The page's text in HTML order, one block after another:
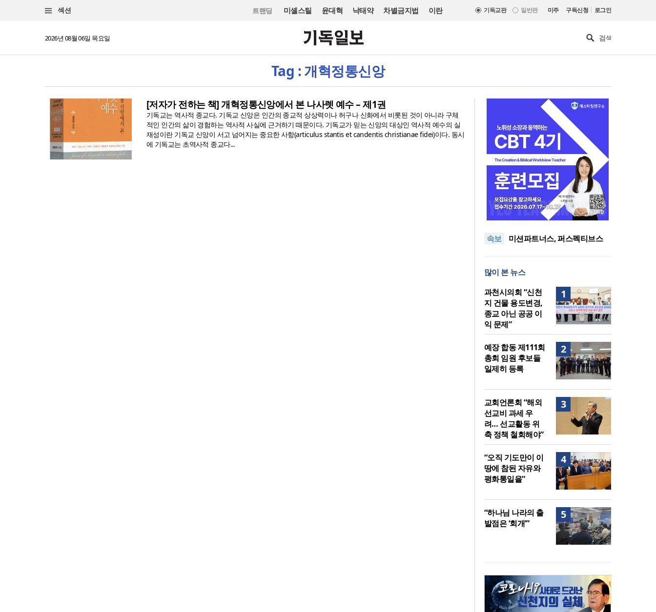
섹션 트랜딩 미셸스틸 윤대혁 낙태약 차별금지법 이란 기독교판 일반판 미주 구독신청 | 로그인
2026년 08월 06일 목요일
Tag : 개혁정통신앙
[저자가 전하는 책] 개혁정통신앙에서 본 나사렛 예수 – 제1권
기독교는 역사적 종교다. 기독교 신앙은 인간의 종교적 상상력이나 허구나 신화에서 비롯된 것이 아니라 구체
적인 인간의 삶이 경험하는 역사적 사실에 근거하기 때문이다. 기독교가 믿는 신앙의 대상인 역사적 예수의 실
재성이란 기독교 신앙이 서고 넘어지는 중요한 사항(articulus stantis et candentis christianae fidei)이다. 동시
에 기독교는 초역사적 종교다...
속보
사랑과 공의로 열리는 하나님
즈의 새 앨범 발매
미션파트너스, 퍼스펙티브스
년 여름호 발간
사랑과 공의로 열리는 하나님
나라의 회복 원리
어쿠스틱 피아노 찬송가 시리
즈의 새 앨범 발매
많이 본 뉴스
1
과천시의회 “신천
지 건물 용도변경,
종교 아닌 공공 이
익 문제”
2
예장 합동 제111회
총회 임원 후보들
일제히 등록
3
교회언론회 “해외
선교비 과세 우
려… 선교활동 위
축 정책 철회해야”
4
“오직 기도만이 이
땅에 참된 자유와
평화통일을”
5
“하나님 나라의 출
발점은 ‘회개’”